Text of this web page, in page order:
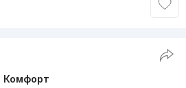
Комфорт